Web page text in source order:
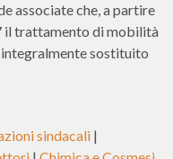
associate che, a partire
il trattamento di mobilità
sostituito
sindacali |